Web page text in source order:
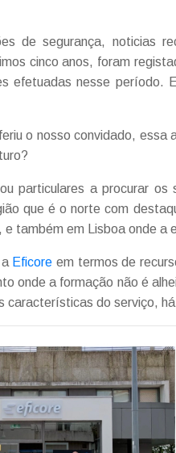
de segurança, noticias
cinco anos, foram
efetuadas nesse período.
o nosso convidado, essa
particulares a procurar os
que é o norte com
e também em Lisboa onde a
Eficore em termos de
onde a formação não é
características do serviço,